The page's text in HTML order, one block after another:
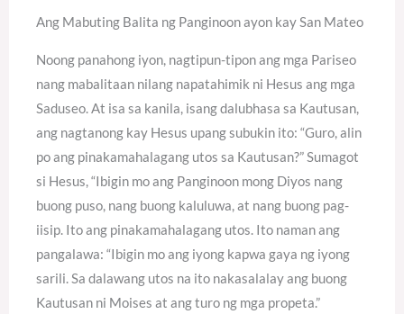
Ang Mabuting Balita ng Panginoon ayon kay San Mateo
Noong panahong iyon, nagtipun-tipon ang mga Pariseo
nang mabalitaan nilang napatahimik ni Hesus ang mga
Saduseo. At isa sa kanila, isang dalubhasa sa Kautusan,
ang nagtanong kay Hesus upang subukin ito: “Guro, alin
po ang pinakamahalagang utos sa Kautusan?” Sumagot
si Hesus, “Ibigin mo ang Panginoon mong Diyos nang
buong puso, nang buong kaluluwa, at nang buong pag-
iisip. Ito ang pinakamahalagang utos. Ito naman ang
pangalawa: “Ibigin mo ang iyong kapwa gaya ng iyong
sarili. Sa dalawang utos na ito nakasalalay ang buong
Kautusan ni Moises at ang turo ng mga propeta.”